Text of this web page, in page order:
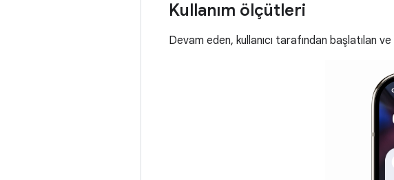
Kullanım ölçütleri
Devam eden, kullanıcı tarafından başlatılan ve